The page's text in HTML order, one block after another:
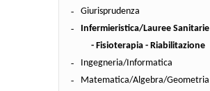
Giurisprudenza
Infermieristica/Lauree Sanitarie
- Fisioterapia - Riabilitazione
Ingegneria/Informatica
Matematica/Algebra/Geometria